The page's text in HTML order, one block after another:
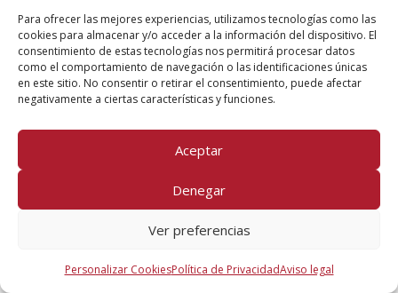
Para ofrecer las mejores experiencias, utilizamos tecnologías como las
cookies para almacenar y/o acceder a la información del dispositivo. El
consentimiento de estas tecnologías nos permitirá procesar datos
como el comportamiento de navegación o las identificaciones únicas
en este sitio. No consentir o retirar el consentimiento, puede afectar
negativamente a ciertas características y funciones.
Aceptar
Denegar
Ver preferencias
Personalizar CookiesPolítica de PrivacidadAviso legal
Política de cookies
Clases
Talleres
Conócenos